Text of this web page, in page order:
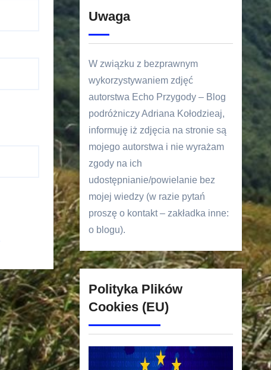
Uwaga
W związku z bezprawnym
wykorzystywaniem zdjęć
autorstwa Echo Przygody – Blog
podróżniczy Adriana Kołodzieaj,
informuję iż zdjęcia na stronie są
mojego autorstwa i nie wyrażam
zgody na ich
udostępnianie/powielanie bez
mojej wiedzy (w razie pytań
proszę o kontakt – zakładka inne:
o blogu).
Polityka Plików
Cookies (EU)